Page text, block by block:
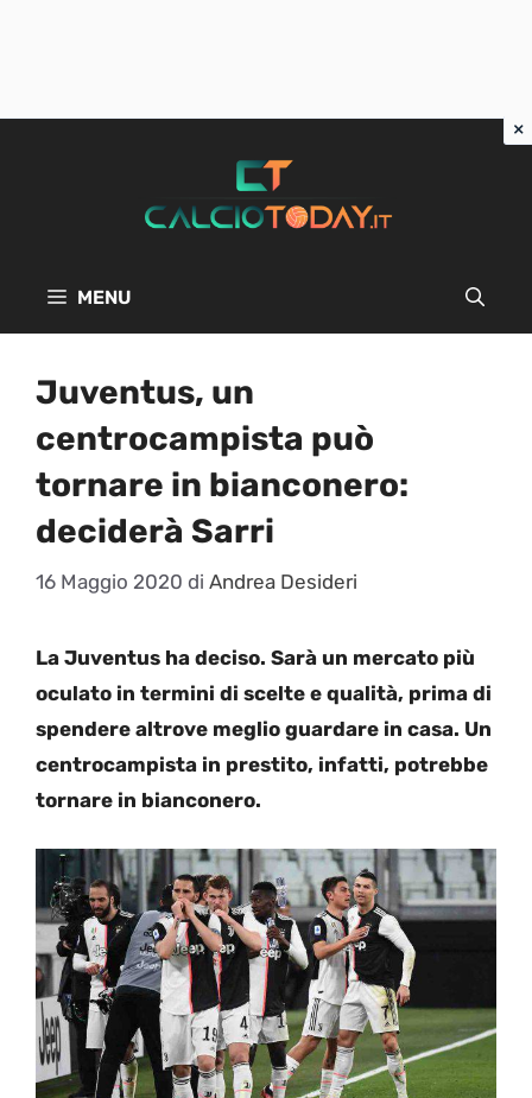
MENU
Juventus, un
centrocampista può
tornare in bianconero:
deciderà Sarri
16 Maggio 2020 di Andrea Desideri
La Juventus ha deciso. Sarà un mercato più
oculato in termini di scelte e qualità, prima di
spendere altrove meglio guardare in casa. Un
centrocampista in prestito, infatti, potrebbe
tornare in bianconero.